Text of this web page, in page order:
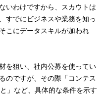
いわけですから、スカウトは
すでにビジネスや業務を知っ
こにデータスキルが加われ
を狙い、社内公募を使ってい
のですが、その際「コンテス
」など、具体的な条件を示す